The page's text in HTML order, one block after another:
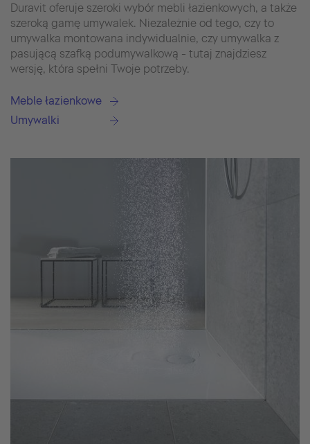
Duravit oferuje szeroki wybór mebli łazienkowych, a także
szeroką gamę umywalek. Niezależnie od tego, czy to
umywalka montowana indywidualnie, czy umywalka z
pasującą szafką podumywalkową - tutaj znajdziesz
wersję, która spełni Twoje potrzeby.
Meble łazienkowe
Umywalki